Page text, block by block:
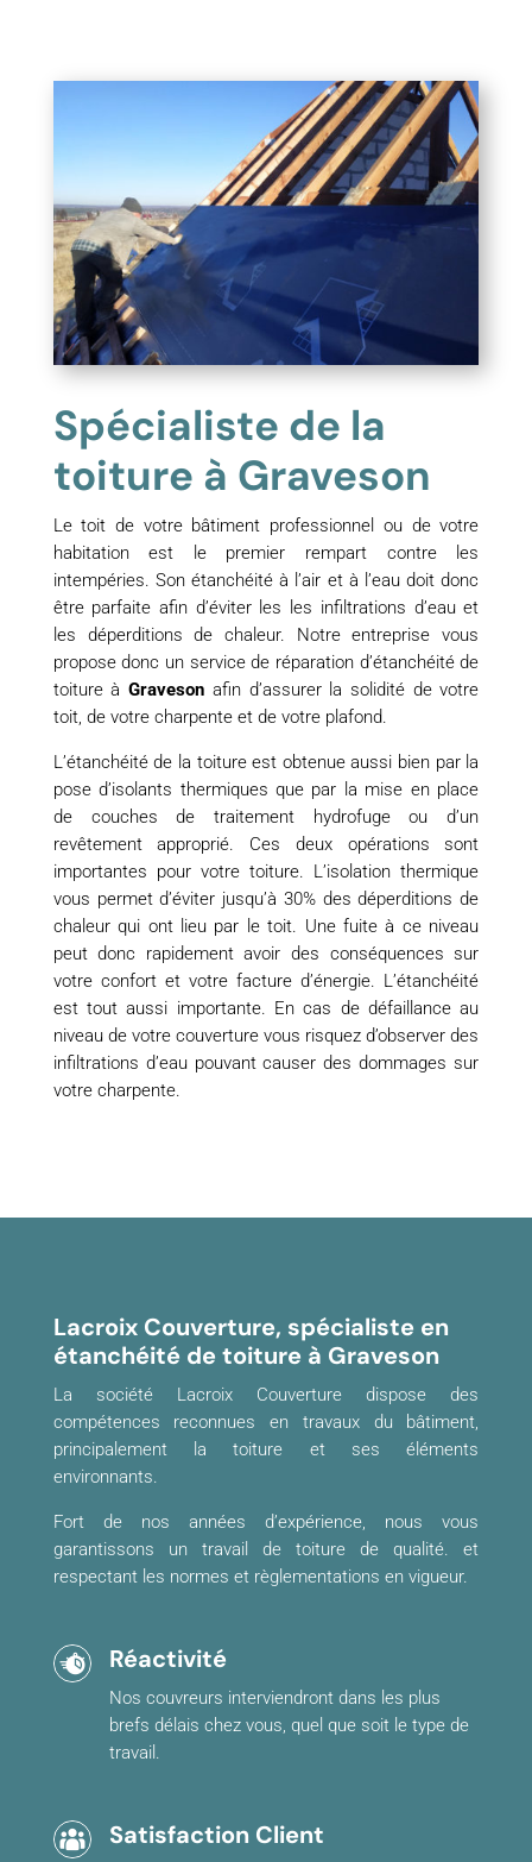
Spécialiste de la
toiture à Graveson
Le toit de votre bâtiment professionnel ou de votre
habitation est le premier rempart contre les
intempéries. Son étanchéité à l’air et à l’eau doit donc
être parfaite afin d’éviter les les infiltrations d’eau et
les déperditions de chaleur. Notre entreprise vous
propose donc un service de réparation d’étanchéité de
toiture àGraveson afin d’assurer la solidité de votre
toit, de votre charpente et de votre plafond.
L’étanchéité de la toiture est obtenue aussi bien par la
pose d’isolants thermiques que par la mise en place
de couches de traitement hydrofuge ou d’un
revêtement approprié. Ces deux opérations sont
importantes pour votre toiture. L’isolation thermique
vous permet d’éviter jusqu’à 30% des déperditions de
chaleur qui ont lieu par le toit. Une fuite à ce niveau
peut donc rapidement avoir des conséquences sur
votre confort et votre facture d’énergie. L’étanchéité
est tout aussi importante. En cas de défaillance au
niveau de votre couverture vous risquez d’observer des
infiltrations d’eau pouvant causer des dommages sur
votre charpente.
Lacroix Couverture, spécialiste en
étanchéité de toiture à Graveson
La société Lacroix Couverture dispose des
compétences reconnues en travaux du bâtiment,
principalement la toiture et ses éléments
environnants.
Fort de nos années d’expérience, nous vous
garantissons un travail de toiture de qualité. et
respectant les normes et règlementations en vigueur.
Réactivité
Nos couvreurs interviendront dans les plus
brefs délais chez vous, quel que soit le type de
travail.
Satisfaction Client